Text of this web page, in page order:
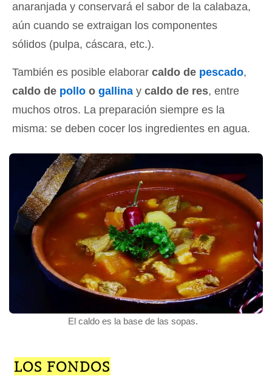
anaranjada y conservará el sabor de la calabaza,
aún cuando se extraigan los componentes
sólidos (pulpa, cáscara, etc.).
También es posible elaborar caldo de pescado,
caldo de pollo o gallina y caldo de res, entre
muchos otros. La preparación siempre es la
misma: se deben cocer los ingredientes en agua.
El caldo es la base de las sopas.
LOS FONDOS